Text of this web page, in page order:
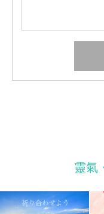
靈氣